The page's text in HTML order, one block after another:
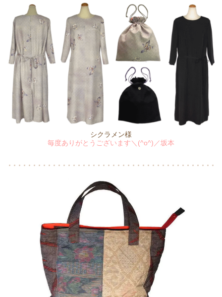
シクラメン様
毎度ありがとうございます＼(^o^)／坂本